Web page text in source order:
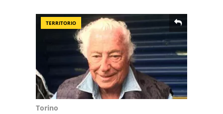
TERRITORIO
Torino